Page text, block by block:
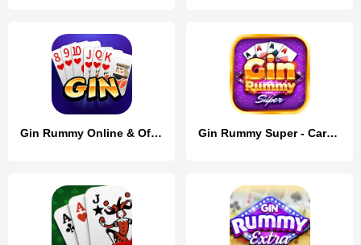
Gin Rummy Online & Offline Gin Rummy Super - Card Game